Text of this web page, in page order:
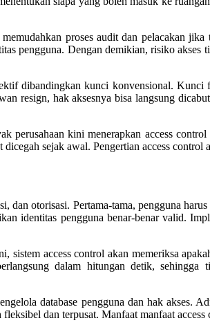
proses audit dan pelacakan
pengguna. Dengan demikian, risiko akses
dibandingkan kunci konvensional. Kunci
resign, hak aksesnya bisa langsung
perusahaan kini menerapkan access
sejak awal. Pengertian access
dan otorisasi. Pertama-tama, pengguna
identitas pengguna benar-benar valid.
sistem access control akan memeriksa
dalam hitungan detik, sehingga
database pengguna dan hak akses.
dan terpusat. Manfaat manfaat